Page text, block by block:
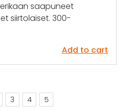
saapuneet
siirtolaiset. 300-
Add to cart
3 4 5